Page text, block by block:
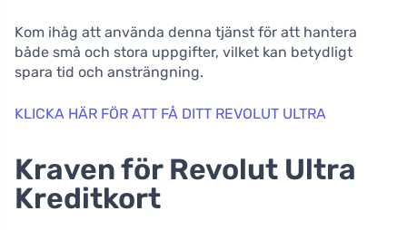
Kom ihåg att använda denna tjänst för att hantera
både små och stora uppgifter, vilket kan betydligt
spara tid och ansträngning.
KLICKA HÄR FÖR ATT FÅ DITT REVOLUT ULTRA
Kraven för Revolut Ultra
Kreditkort